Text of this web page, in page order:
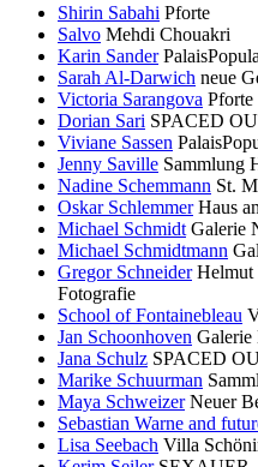
Shirin Sabahi Pforte
Salvo Mehdi Chouakri
Karin Sander
Sarah Al-Darwich neue
Victoria Sarangova Pforte
Dorian Sari SPACED
Viviane Sassen
Jenny Saville Sammlung
Nadine Schemmann St.
Oskar Schlemmer Haus
Michael Schmidt Galerie
Michael Schmidtmann
Gregor Schneider Helmut
Fotografie
School of Fontainebleau
Jan Schoonhoven Galerie
Jana Schulz SPACED
Marike Schuurman
Maya Schweizer Neuer
Sebastian Warne and
Lisa Seebach Villa